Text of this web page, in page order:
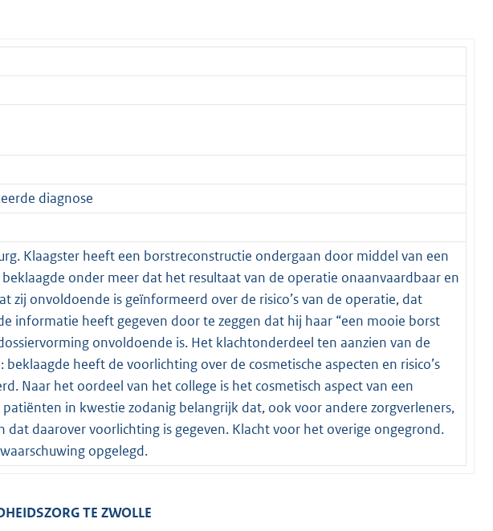
diagnose
Klaagster heeft een borstreconstructie ondergaan door middel van een
onder meer dat het resultaat van de operatie onaanvaardbaar en
zij onvoldoende is geïnformeerd over de risico’s van de operatie, dat
informatie heeft gegeven door te zeggen dat hij haar “een mooie borst
onvoldoende is. Het klachtonderdeel ten aanzien van de
heeft de voorlichting over de cosmetische aspecten en risico’s
Naar het oordeel van het college is het cosmetisch aspect van een
in kwestie zodanig belangrijk dat, ook voor andere zorgverleners,
dat daarover voorlichting is gegeven. Klacht voor het overige ongegrond.
opgelegd.
TE ZWOLLE